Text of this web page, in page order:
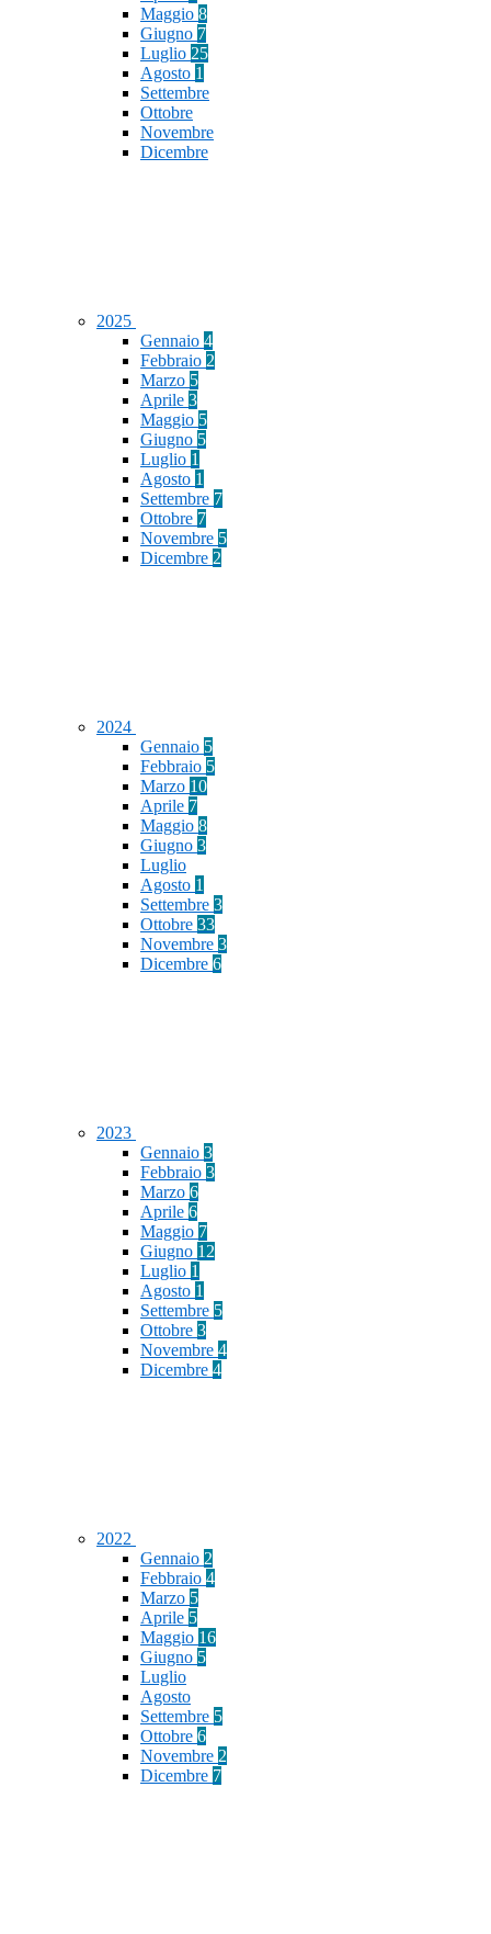
Maggio 8
Giugno 7
Luglio 25
Agosto 1
Settembre
Ottobre
Novembre
Dicembre
2025
Gennaio 4
Febbraio 2
Marzo 5
Aprile 3
Maggio 5
Giugno 5
Luglio 1
Agosto 1
Settembre 7
Ottobre 7
Novembre 5
Dicembre 2
2024
Gennaio 5
Febbraio 5
Marzo 10
Aprile 7
Maggio 8
Giugno 3
Luglio
Agosto 1
Settembre 3
Ottobre 33
Novembre 3
Dicembre 6
2023
Gennaio 3
Febbraio 3
Marzo 6
Aprile 6
Maggio 7
Giugno 12
Luglio 1
Agosto 1
Settembre 5
Ottobre 3
Novembre 4
Dicembre 4
2022
Gennaio 2
Febbraio 4
Marzo 5
Aprile 5
Maggio 16
Giugno 5
Luglio
Agosto
Settembre 5
Ottobre 6
Novembre 2
Dicembre 7